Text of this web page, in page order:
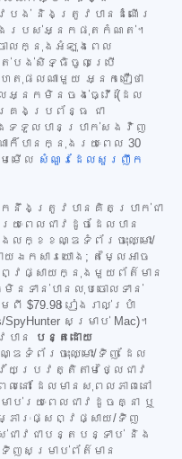
វបង់ និងត្រូវបានដំណើរ
បងរបស់អ្នកផុតកំណត់។
លក្នុងអំឡុងពេល
បង់សិទ្ធិចូលប្រើ
េតុផលណាមួយ អ្នកជឿថា
លអ្នកមិនចង់ធ្វើ (ដែល
គ្រងប្រព័ន្ធ ជា
ទទួលបានប្រាក់សងវិញ
ាក៏បានក្នុងរយៈពេល 30
មើល សំណួរដែលសួរញឹក
នឹងត្រូវបានគិតប្រាក់ជា
ៈពេលជាវដូចដែលបាន
លក្ខខណ្ឌទំព័រចុះឈ្មោះ/
ឯកសារយោង; តម្លៃអាច
ព្វផ្សាយក្នុងមួយព័ត៌មាន
ទាន់បានលុបចោលទាន់
មពី $79.98 រៀងរាល់ប្រាំ
សម្រាប់ Mac)។
ាន
បន្តដោយ
ទំព័រចុះឈ្មោះ/ទិញ ដែល
ប្រវត្តិតាមថ្លៃជាវ
នោះ ដែលមានសុពលភាពនៅ
យៈពេលជាវដូចគ្នា ឬ
ារៈផ្សព្វផ្សាយ/ទិញ
ជាវជាបន្តបន្ទាប់ និង
ញសម្រាប់ព័ត៌មាន